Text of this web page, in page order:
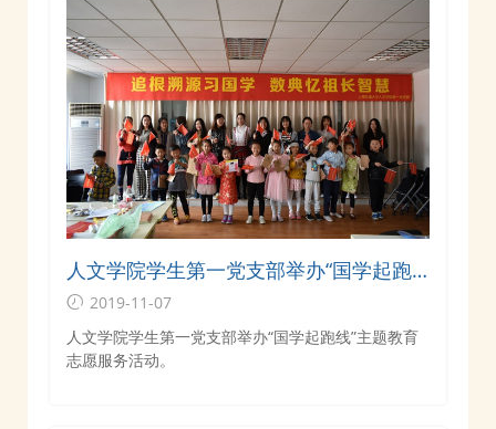
人文学院学生第一党支部举办“国学起跑
线”主题教育志愿服务活动
2019-11-07
人文学院学生第一党支部举办“国学起跑线”主题教育
志愿服务活动。